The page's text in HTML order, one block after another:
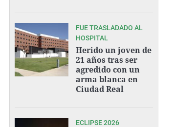
FUE TRASLADADO AL
HOSPITAL
Herido un joven de
21 años tras ser
agredido con un
arma blanca en
Ciudad Real
ECLIPSE 2026